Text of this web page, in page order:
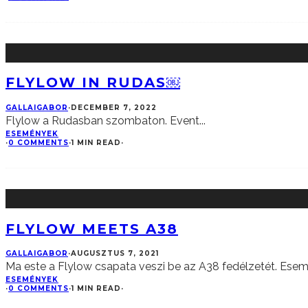
FLYLOW IN RUDAS￼
GALLAIGABOR ·DECEMBER 7, 2022
Flylow a Rudasban szombaton. Event...
ESEMÉNYEK
·0 COMMENTS·1 MIN READ ·
FLYLOW MEETS A38
GALLAIGABOR ·AUGUSZTUS 7, 2021
Ma este a Flylow csapata veszi be az A38 fedélzetét.
ESEMÉNYEK
·0 COMMENTS·1 MIN READ ·